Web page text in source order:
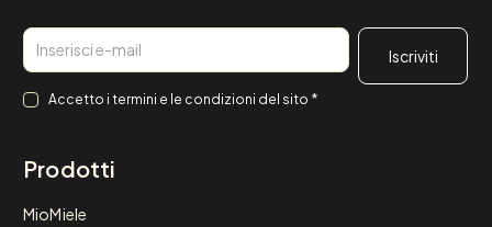
Email
Consenso
Accetto i termini e le condizioni del sito *
Prodotti
MioMiele